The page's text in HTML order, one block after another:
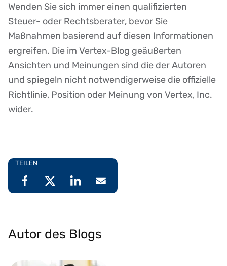
Wenden Sie sich immer einen qualifizierten
Steuer- oder Rechtsberater, bevor Sie
Maßnahmen basierend auf diesen Informationen
ergreifen. Die im Vertex-Blog geäußerten
Ansichten und Meinungen sind die der Autoren
und spiegeln nicht notwendigerweise die offizielle
Richtlinie, Position oder Meinung von Vertex, Inc.
wider.
TEILEN
Autor des Blogs